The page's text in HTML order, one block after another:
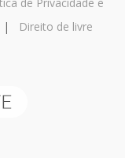
|
Direito de livre